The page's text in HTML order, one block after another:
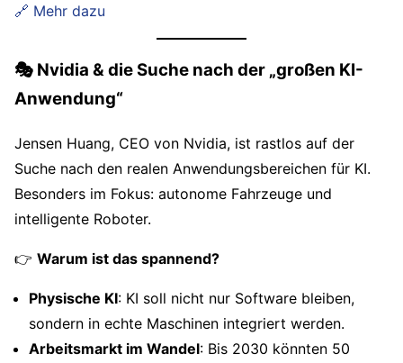
🔗 Mehr dazu
🎭 Nvidia & die Suche nach der „großen KI-
Anwendung“
Jensen Huang, CEO von Nvidia, ist rastlos auf der
Suche nach den realen Anwendungsbereichen für KI.
Besonders im Fokus: autonome Fahrzeuge und
intelligente Roboter.
👉 Warum ist das spannend?
Physische KI: KI soll nicht nur Software bleiben,
sondern in echte Maschinen integriert werden.
Arbeitsmarkt im Wandel: Bis 2030 könnten 50